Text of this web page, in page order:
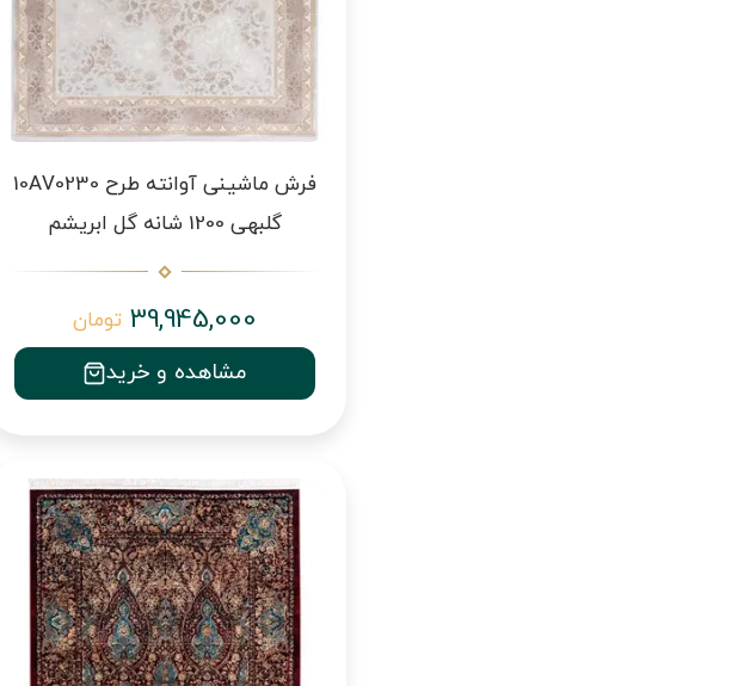
فرش ماشینی آوانته طرح 10AV0230
گلبهی 1200 شانه گل ابریشم
39,945,000 تومان
مشاهده و خرید